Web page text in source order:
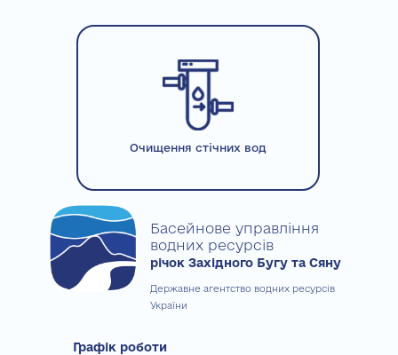
Очищення стічних вод
Басейнове управління
водних ресурсів
річок Західного Бугу та Сяну
Державне агентство водних ресурсів
України
Графік роботи